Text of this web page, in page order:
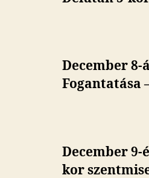
December 8-
Fogantatása
December 9-
kor